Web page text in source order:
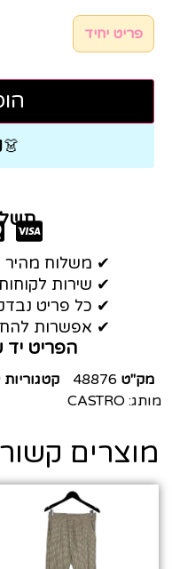
פריט יחיד
👗
✔ משלוח מהיר
✔ שירות
✔ כל פריט
✔ אפשרות
הפריט יד
מק"ט 48876 קטגוריות
מותג:CASTRO
מוצרים